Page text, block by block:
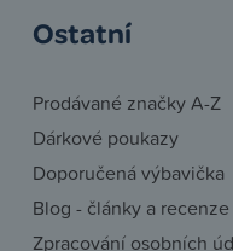
Ostatní
Prodávané značky A-Z
Dárkové poukazy
Doporučená výbavička
Blog - články a recenze
Zpracování osobních